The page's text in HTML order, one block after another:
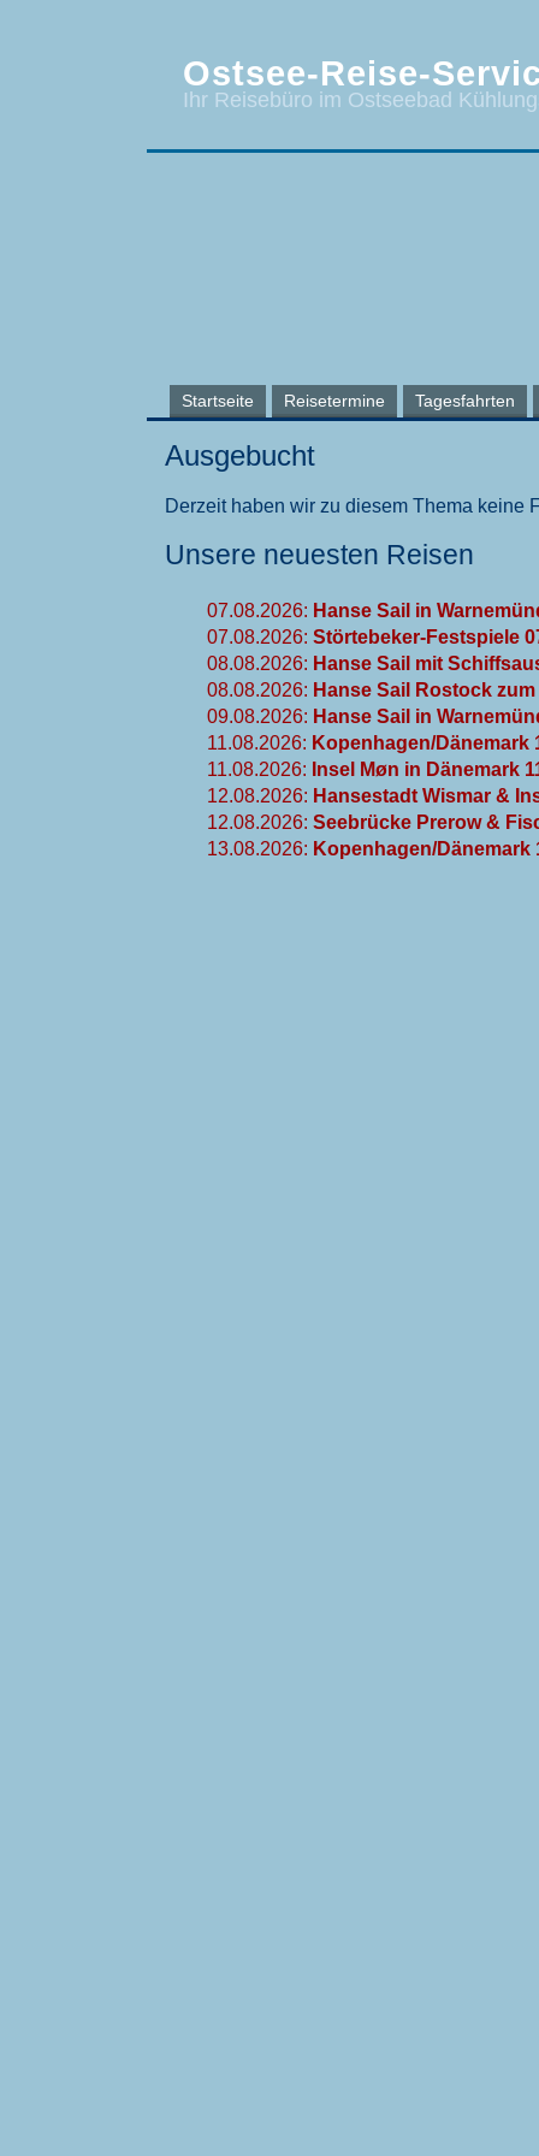
Ostsee-Reise-
Ihr Reisebüro im Ostseebad
Startseite Reisetermine Tagesfahrten
Ausgebucht
Derzeit haben wir zu diesem Thema keine
Unsere neuesten Reisen
07.08.2026: Hanse Sail in
07.08.2026: Störtebeker-Festspiele
08.08.2026: Hanse Sail mit
08.08.2026: Hanse Sail Rostock
09.08.2026: Hanse Sail in
11.08.2026: Kopenhagen/Dänemark
11.08.2026: Insel Møn in Dänemark
12.08.2026: Hansestadt Wismar &
12.08.2026: Seebrücke Prerow &
13.08.2026: Kopenhagen/Dänemark